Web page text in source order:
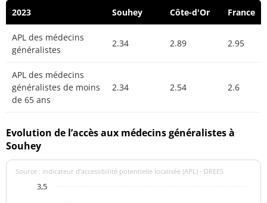
2023 Souhey Côte-d'Or France
APL des médecins
généralistes
2.34 2.89 2.95
APL des médecins
généralistes de moins
de 65 ans
2.34 2.54 2.6
Evolution de l’accès aux médecins généralistes à
Souhey
Source : indicateur d’accessibilité potentielle localisée (APL) - DREES
3,5